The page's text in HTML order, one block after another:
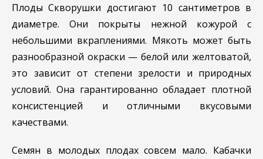
Плоды Скворушки достигают 10 сантиметров в
диаметре. Они покрыты нежной кожурой с
небольшими вкраплениями. Мякоть может быть
разнообразной окраски — белой или желтоватой,
это зависит от степени зрелости и природных
условий. Она гарантированно обладает плотной
консистенцией и отличными вкусовыми
качествами.
Семян в молодых плодах совсем мало. Кабачки